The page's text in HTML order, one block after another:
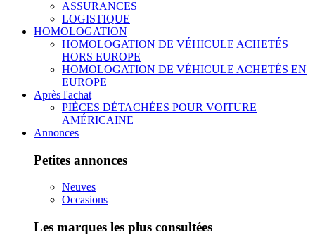
ASSURANCES
LOGISTIQUE
HOMOLOGATION
HOMOLOGATION DE VÉHICULE ACHETÉS
HORS EUROPE
HOMOLOGATION DE VÉHICULE ACHETÉS EN
EUROPE
Après l'achat
PIÈCES DÉTACHÉES POUR VOITURE
AMÉRICAINE
Annonces
Petites annonces
Neuves
Occasions
Les marques les plus consultées